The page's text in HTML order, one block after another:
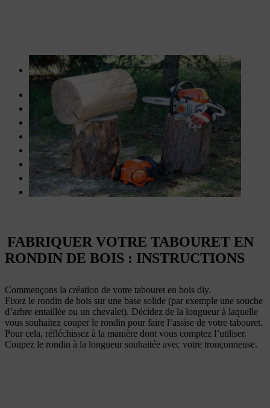
Rondin de bois sans écorce (diamètre de 25-30 cm,
environ 40 cm de long)
Souche d’arbre à utiliser comme surface de travail
2 panneaux MDF
Vernis pour bois
Colle
Tronçonneuse (par exemple :
MS 231 C
Rabot
Du papier de verre grain 120 et 240
Un crayon et une règle
FABRIQUER VOTRE TABOURET EN
RONDIN DE BOIS : INSTRUCTIONS
Commençons la création de votre tabouret en bois diy.
Fixez le rondin de bois sur une base solide (par exemple une souche
d’arbre entaillée ou un chevalet). Décidez de la longueur à laquelle
vous souhaitez couper le rondin pour faire l’assise de votre tabouret.
Pour cela, réfléchissez à la manière dont vous comptez l’utiliser.
Coupez le rondin à la longueur souhaitée avec votre tronçonneuse.